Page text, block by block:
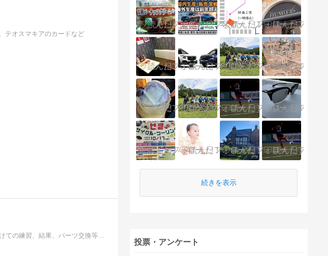
テオスマキアのカードなど
続きを表示
投票・アンケート